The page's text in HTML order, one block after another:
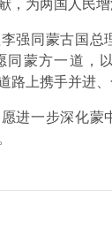
，为两国人民增
强同蒙古国总
同蒙方一道，
路上携手并进、
进一步深化蒙